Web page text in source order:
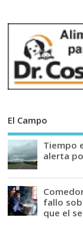
El Campo
Tiempo
alerta
fallo
que el